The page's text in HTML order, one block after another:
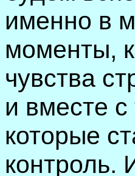
именно в
моменты,
чувства
и вместе
которые
контроль.